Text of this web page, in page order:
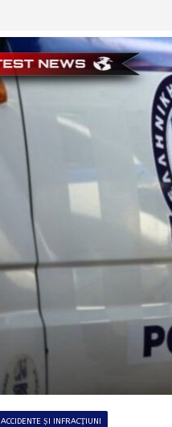
ACCIDENTE ȘI INFRACȚIUNI